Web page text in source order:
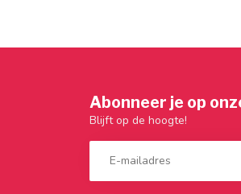
Abonneer je op
Blijft op de hoogte!